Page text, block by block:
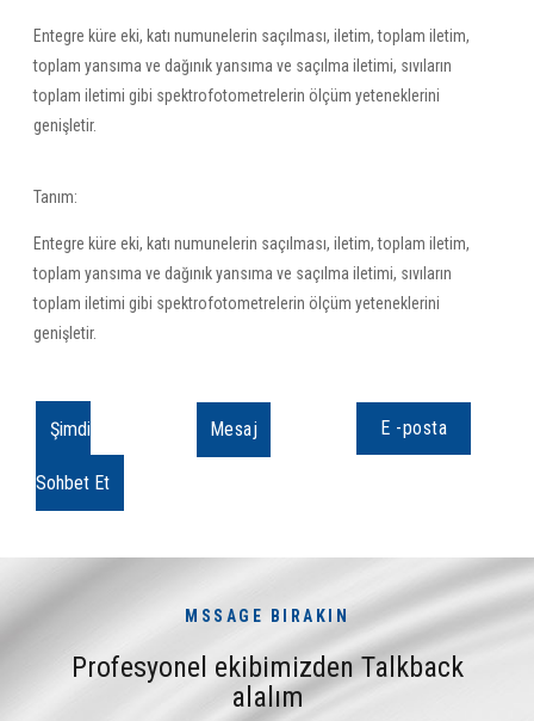
Entegre küre eki, katı numunelerin saçılması, iletim, toplam iletim,
toplam yansıma ve dağınık yansıma ve saçılma iletimi, sıvıların
toplam iletimi gibi spektrofotometrelerin ölçüm yeteneklerini
genişletir.
Tanım:
Entegre küre eki, katı numunelerin saçılması, iletim, toplam iletim,
toplam yansıma ve dağınık yansıma ve saçılma iletimi, sıvıların
toplam iletimi gibi spektrofotometrelerin ölçüm yeteneklerini
genişletir.
Şimdi
Sohbet Et
Mesaj E -posta
MSSAGE BIRAKIN
Profesyonel ekibimizden Talkback
alalım